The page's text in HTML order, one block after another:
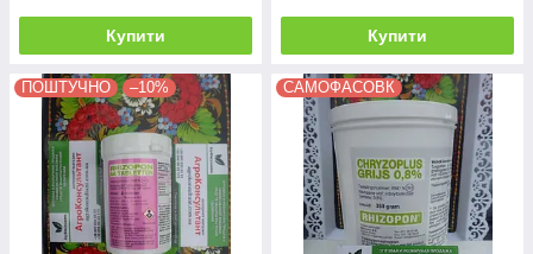
Купити Купити
ПОШТУЧНО –10% САМОФАСОВК